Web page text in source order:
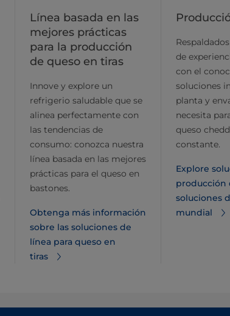
Línea basada en las
mejores prácticas
para la producción
de queso en tiras
Innove y explore un
refrigerio saludable que se
alinea perfectamente con
las tendencias de
consumo: conozca nuestra
línea basada en las mejores
prácticas para el queso en
bastones.
Obtenga más información
sobre las soluciones de
línea para queso en
tiras
de
con el
soluciones
planta y
necesita
queso
constante.
Explore
producción
soluciones
mundial